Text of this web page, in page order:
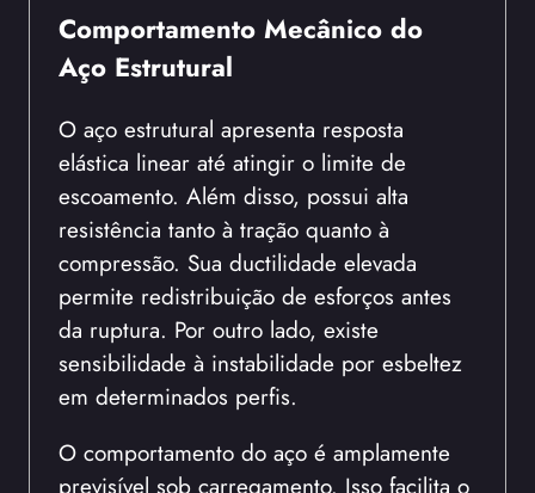
Comportamento Mecânico do
Aço Estrutural
O aço estrutural apresenta resposta
elástica linear até atingir o limite de
escoamento. Além disso, possui alta
resistência tanto à tração quanto à
compressão. Sua ductilidade elevada
permite redistribuição de esforços antes
da ruptura. Por outro lado, existe
sensibilidade à instabilidade por esbeltez
em determinados perfis.
O comportamento do aço é amplamente
previsível sob carregamento. Isso facilita o